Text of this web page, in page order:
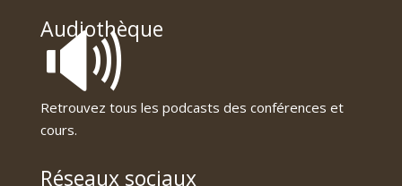
Audiothèque
🔊
Retrouvez tous les podcasts des conférences et
cours.
Réseaux sociaux